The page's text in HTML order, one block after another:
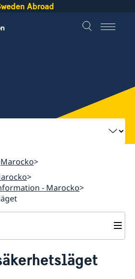
Abroad
Marocko
- Marocko
Marocko